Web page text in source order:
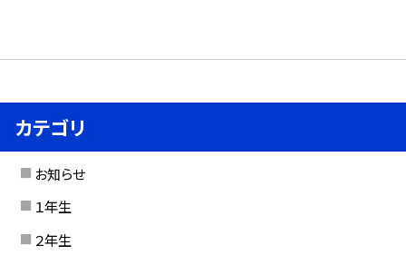
カテゴリ
お知らせ
１年生
２年生